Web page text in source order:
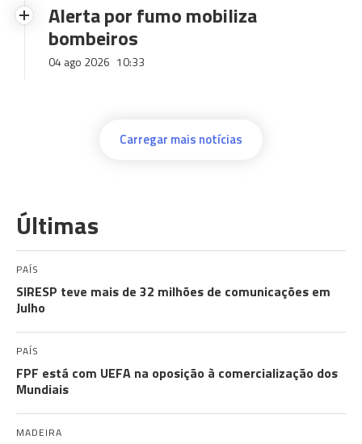
Alerta por fumo mobiliza
bombeiros
04 ago 2026 10:33
Carregar mais notícias
Últimas
PAÍS
SIRESP teve mais de 32 milhões de comunicações em
Julho
PAÍS
FPF está com UEFA na oposição à comercialização dos
Mundiais
MADEIRA